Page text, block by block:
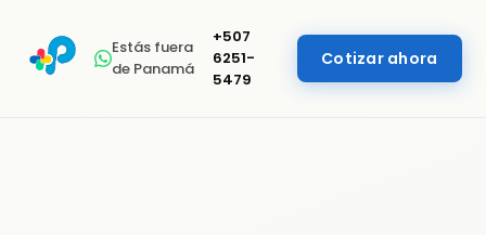
Estás fuera
de Panamá
+507
6251-
5479
Cotizar ahora